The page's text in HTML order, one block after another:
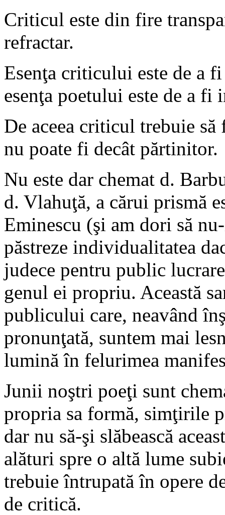
Criticul este din fire
refractar.
Esenţa criticului este de a
esenţa poetului este de a
De aceea criticul trebuie
nu poate fi decât părtinitor.
Nu este dar chemat d.
d. Vlahuţă, a cărui prismă
Eminescu (şi am dori să
păstreze individualitatea
judece pentru public
genul ei propriu. Această
publicului care, neavând
pronunţată, suntem mai
lumină în felurimea
Junii noştri poeţi sunt
propria sa formă, simţirile
dar nu să-şi slăbească
alături spre o altă lume
trebuie întrupată în opere
de critică.